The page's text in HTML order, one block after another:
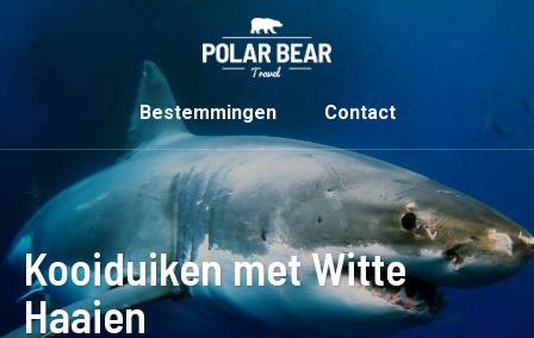
Bestemmingen Contact
Kooiduiken met Witte
Haaien